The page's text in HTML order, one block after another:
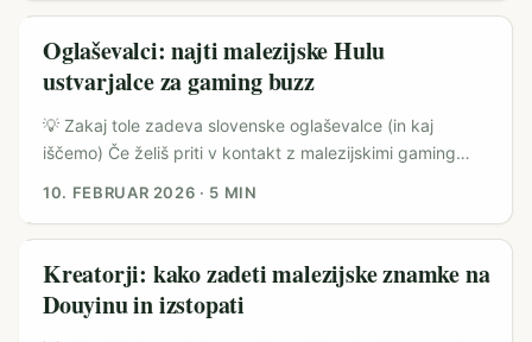
trg za FMCG, horeca in lifestyle znamke — in marsikatera
uporablja Telegram kot bolj neposreden, hiter kanal za
ekskluzivne promo kode in kvize (primer: kampanja Tiger
Beer, ki je do 28. februarja uporabljala
WhatsApp/Telegram-style kvize za delitev nagradnih kod
in ekskluzivnih sodelovanj). ...
Oglaševalci: najti malezijske Hulu
ustvarjalce za gaming buzz
💡 Zakaj tole zadeva slovenske oglaševalce (in kaj
iščemo) Če želiš priti v kontakt z malezijskimi gaming
delujejo hibridno — streami, kratke reakcije in lokalne
kulturne vsebine — in 2) gaming awareness ni enako kot
čisti reach; gre za vpletenost, trust in aktivacijo skupnosti
(turnirji, Discord, kampusi). ...
10. FEBRUAR 2026 · 5 MIN
Kreatorji: kako zadeti malezijske znamke na
Douyinu in izstopati